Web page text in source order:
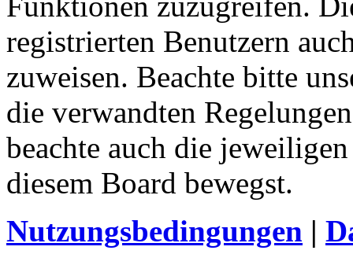
registrierten Benutzern
zuweisen. Beachte bitte
die verwandten
beachte auch die
diesem Board bewegst.
Nutzungsbedingungen |